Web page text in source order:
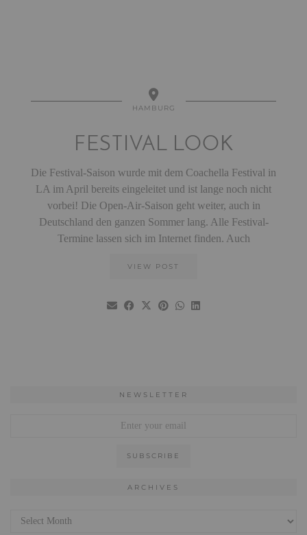
HAMBURG
FESTIVAL LOOK
Die Festival-Saison wurde mit dem Coachella Festival in
LA im April bereits eingeleitet und ist lange noch nicht
vorbei! Die Open-Air-Saison geht weiter, auch in
Deutschland den ganzen Sommer lang. Alle Festival-
Termine lassen sich im Internet finden. Auch
VIEW POST
NEWSLETTER
ARCHIVES